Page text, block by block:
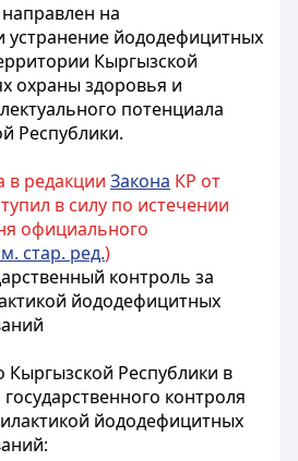
на
устранение йододефицитных
Кыргызской
охраны здоровья и
потенциала
Республики.
в редакции Закона КР от
в силу по истечении
официального
стар. ред.)
контроль за
йододефицитных
Кыргызской Республики в
контроля
йододефицитных